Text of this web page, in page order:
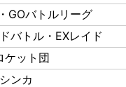
GOバトルリーグ
バトル・EXレイド
ケット団
ンカ